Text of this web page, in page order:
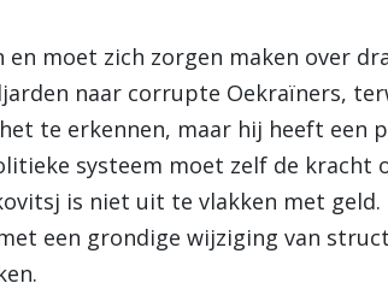
moet zich zorgen maken over
naar corrupte Oekraïners,
te erkennen, maar hij heeft een
systeem moet zelf de kracht
is niet uit te vlakken met geld.
een grondige wijziging van